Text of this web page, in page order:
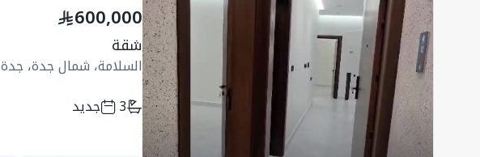
600,000
شقة
السلامة، شمال جدة، جدة
3
جديد